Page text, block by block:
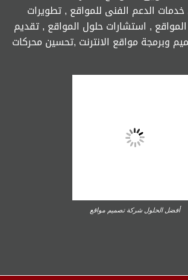
الدعم الفنى للمواقع , تطويرات
, استشارات حلول المواقع , تقديم
وبرمجة مواقع الانترنت ,تحسين محركات
أفضل الحلول شركة تصميم مواقع